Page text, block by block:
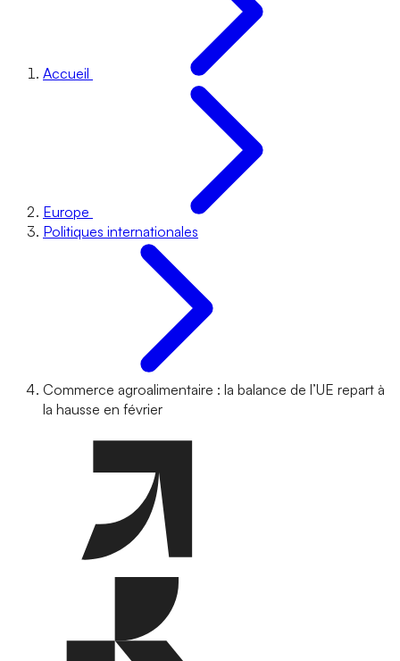
Accueil
Europe
Politiques internationales
Commerce agroalimentaire : la balance de l’UE repart à
la hausse en février